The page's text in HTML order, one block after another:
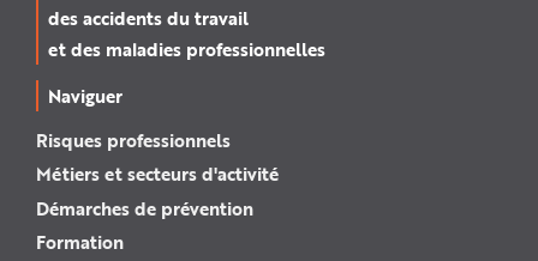
des accidents du travail
et des maladies professionnelles
Naviguer
Risques professionnels
Métiers et secteurs d'activité
Démarches de prévention
Formation